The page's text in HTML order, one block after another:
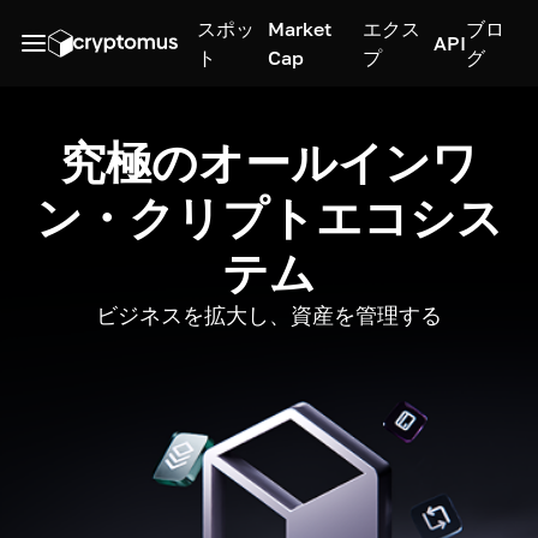
スポッ
ト
Market
Cap
エクス
プ
API
ブロ
グ
究極のオールインワ
ン・クリプトエコシス
テム
ビジネスを拡大し、資産を管理する